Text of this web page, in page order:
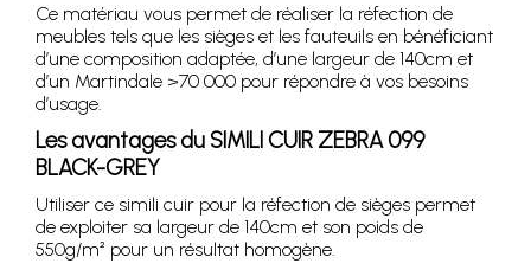
Ce matériau vous permet de réaliser la réfection de
meubles tels que les sièges et les fauteuils en bénéficiant
d’une composition adaptée, d’une largeur de 140cm et
d’un Martindale >70 000 pour répondre à vos besoins
d’usage.
Les avantages du SIMILI CUIR ZEBRA 099
BLACK-GREY
Utiliser ce simili cuir pour la réfection de sièges permet
de exploiter sa largeur de 140cm et son poids de
550g/m² pour un résultat homogène.